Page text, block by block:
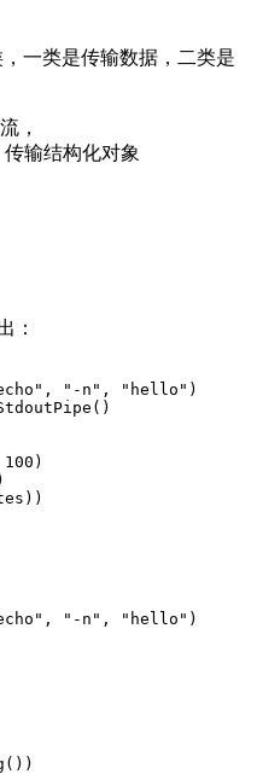
一类是传输数据，二类是
，
传输结构化对象
：
, "-n" , "hello" )
100 )
, "-n" , "hello" )